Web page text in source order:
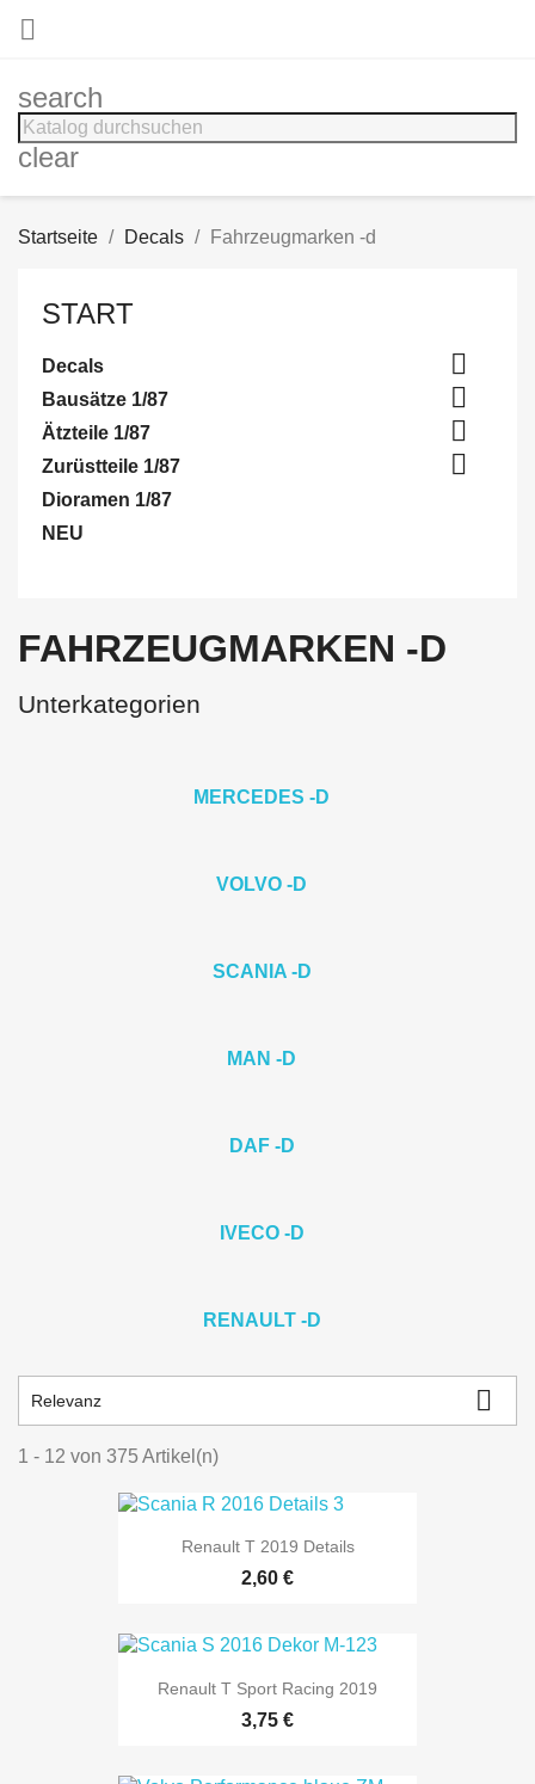

search
clear
Startseite Decals Fahrzeugmarken -d
START
Decals 
Bausätze 1/87 
Ätzteile 1/87 
Zurüstteile 1/87 
Dioramen 1/87
NEU
FAHRZEUGMARKEN -D
Unterkategorien
MERCEDES -D
VOLVO -D
SCANIA -D
MAN -D
DAF -D
IVECO -D
RENAULT -D
Relevanz 
1 - 12 von 375 Artikel(n)
Renault T 2019 Details
Preis
2,60 €
Renault T Sport Racing 2019
Preis
3,75 €